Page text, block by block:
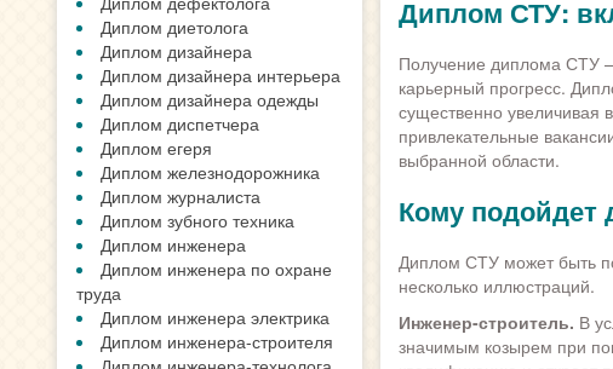
Диплом диетолога
Диплом дизайнера
Диплом дизайнера интерьера
Диплом дизайнера одежды
Диплом диспетчера
Диплом егеря
Диплом железнодорожника
Диплом журналиста
Диплом зубного техника
Диплом инженера
Диплом инженера по охране
труда
Диплом инженера электрика
Диплом инженера-строителя
Диплом СТУ:
Получение диплома СТУ –
карьерный прогресс.
существенно увеличивая
привлекательные
выбранной области.
Кому подойдет
Диплом СТУ может быть
несколько иллюстраций.
Инженер-строитель. В
значимым козырем при